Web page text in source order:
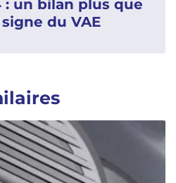
: un bilan plus que
du VAE